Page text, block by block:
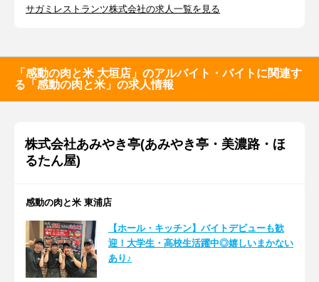
サガミレストランツ株式会社の求人一覧を見る
「感動の肉と米 大垣店」のアルバイト・バイトに関連す
る「感動の肉と米」の求人情報
株式会社あみやき亭(あみやき亭・美濃路・ほ
るたん屋)
感動の肉と米 東浦店
【ホール・キッチン】バイトデビューも歓
迎！大学生・高校生活躍中◎嬉しいまかない
あり♪